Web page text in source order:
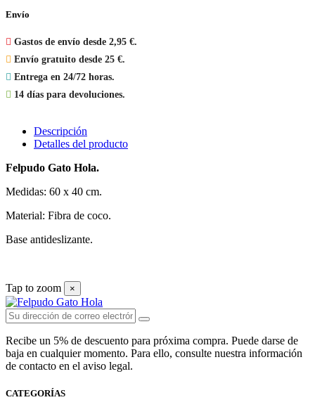
Envío
 Gastos de envío desde 2,95 €.
 Envío gratuito desde 25 €.
 Entrega en 24/72 horas.
 14 días para devoluciones.
Descripción
Detalles del producto
Felpudo Gato Hola.
Medidas: 60 x 40 cm.
Material: Fibra de coco.
Base antideslizante.
Tap to zoom ×
Recibe un 5% de descuento para próxima compra. Puede darse de
baja en cualquier momento. Para ello, consulte nuestra información
de contacto en el aviso legal.
CATEGORÍAS